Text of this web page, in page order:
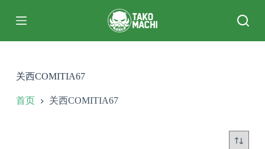
过
关西COMITIA67
首页 关西COMITIA67